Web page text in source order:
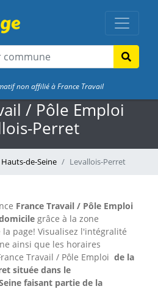
non affilié à France Travail
/ Pôle Emploi
Perret
Hauts-de-Seine Levallois-Perret
France Travail / Pôle Emploi
grâce à la zone
page! Visualisez l'intégralité
ainsi que les horaires
Travail / Pôle Emploi de la
située dans le
faisant partie de la